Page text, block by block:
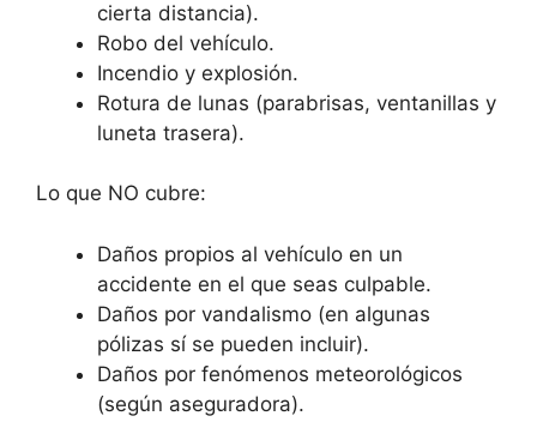
cierta distancia).
Robo del vehículo.
Incendio y explosión.
Rotura de lunas (parabrisas, ventanillas y
luneta trasera).
Lo que NO cubre:
Daños propios al vehículo en un
accidente en el que seas culpable.
Daños por vandalismo (en algunas
pólizas sí se pueden incluir).
Daños por fenómenos meteorológicos
(según aseguradora).